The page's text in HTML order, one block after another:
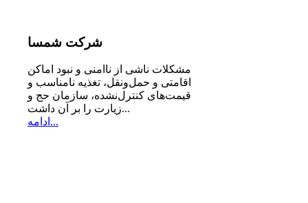
شرکت شمسا
مشكلات ناشی از ناامنی و نبود اماكن
اقامتی و حمل‌ونقل، تغذیه‌ نامناسب و
قیمت‌های كنترل‌نشده، سازمان حج و
زیارت را بر آن داشت...
ادامه...